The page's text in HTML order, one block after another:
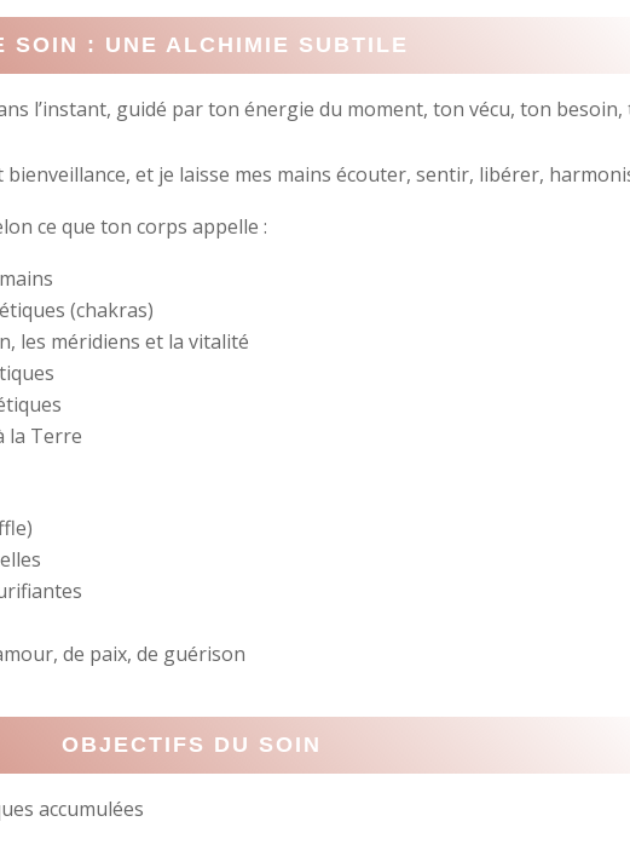
SOIN : UNE ALCHIMIE SUBTILE
l’instant, guidé par ton énergie du moment, ton vécu, ton
bienveillance, et je laisse mes mains écouter, sentir, libérer,
ce que ton corps appelle :
(chakras)
les méridiens et la vitalité
la Terre
de paix, de guérison
OBJECTIFS DU SOIN
accumulées